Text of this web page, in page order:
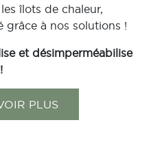
îlots de chaleur,
grâce à nos solutions !
et désimperméabilise
PLUS